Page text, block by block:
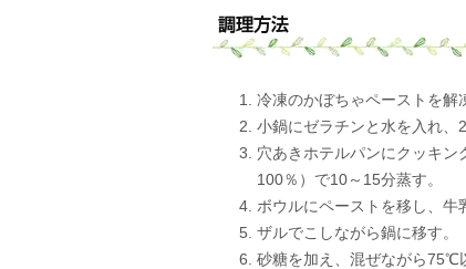
冷凍のかぼちゃペーストを解
小鍋にゼラチンと水を入れ、
穴あきホテルパンにクッキ
100％）で10～15分蒸す。
ボウルにペーストを移し、牛
ザルでこしながら鍋に移す。
砂糖を加え、混ぜながら75℃